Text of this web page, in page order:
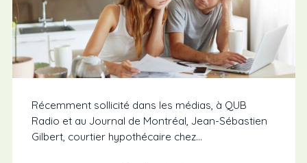
Récemment sollicité dans les médias, à QUB
Radio et au Journal de Montréal, Jean-Sébastien
Gilbert, courtier hypothécaire chez...